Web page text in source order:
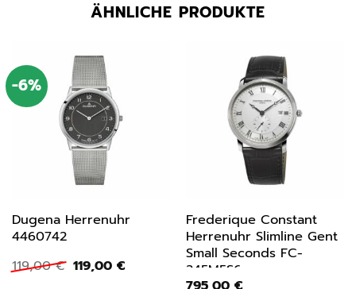
ÄHNLICHE PRODUKTE
-6%
Dugena Herrenuhr
4460742
119,00€ Ursprünglicher
Preis
119,00 €Aktueller
Frederique Constant
Herrenuhr Slimline Gent
Small Seconds FC-
245M5S6